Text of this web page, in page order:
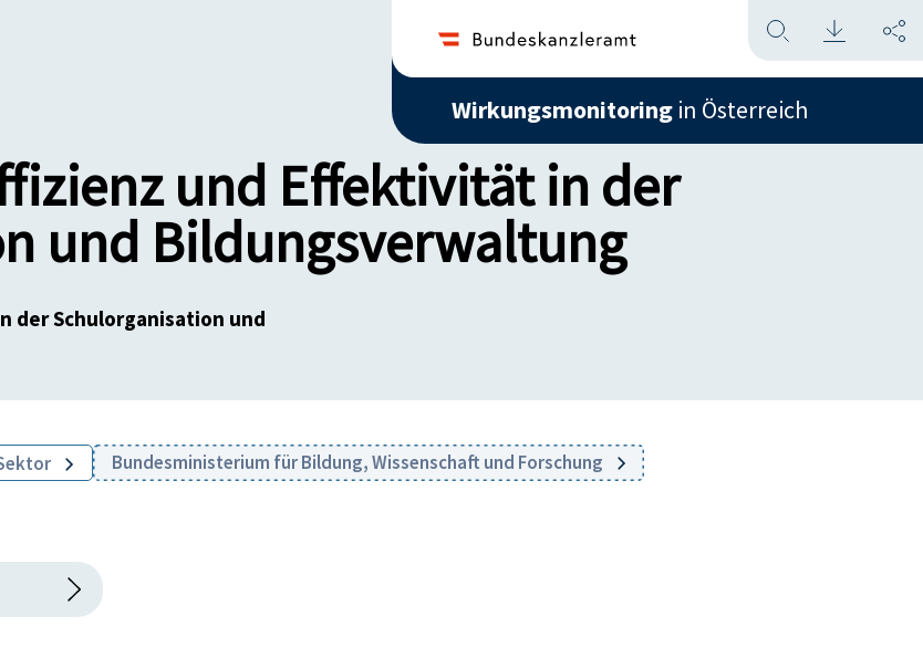
Wirkungsmonitoring in Österreich
und Effektivität in der
und Bildungsverwaltung
der Schulorganisation und
Bundesministerium für Bildung, Wissenschaft und Forschung